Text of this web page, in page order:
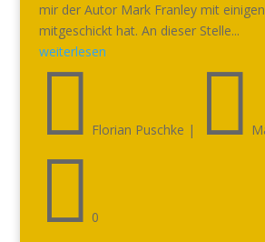
mir der Autor Mark Franley mit
mitgeschickt hat. An dieser Stelle...
weiterlesen
 Florian Puschke | 
 0